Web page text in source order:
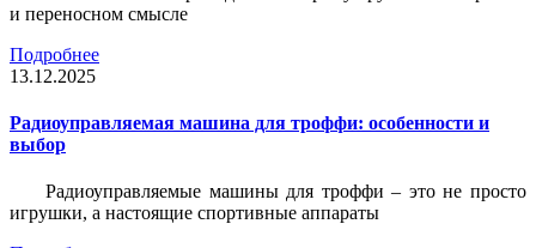
и переносном смысле
Подробнее
13.12.2025
Радиоуправляемая машина для троффи: особенности и
выбор
Радиоуправляемые машины для троффи – это не просто
игрушки, а настоящие спортивные аппараты